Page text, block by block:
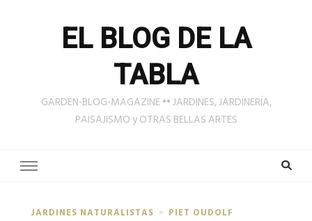
EL BLOG DE LA
TABLA
GARDEN-BLOG-MAGAZINE •• JARDINES, JARDINERÍA,
PAISAJISMO y OTRAS BELLAS ARTES
JARDINES NATURALISTAS PIET OUDOLF